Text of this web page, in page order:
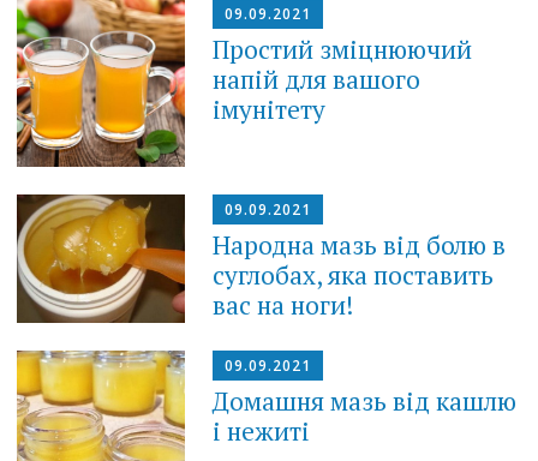
09.09.2021
Простий зміцнюючий
напій для вашого
імунітету
09.09.2021
Народна мазь від болю в
суглобах, яка поставить
вас на ноги!
09.09.2021
Домашня мазь від кашлю
і нежиті